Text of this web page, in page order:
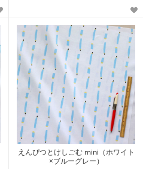
えんぴつとけしごむ mini（ホワイト
×ブルーグレー）